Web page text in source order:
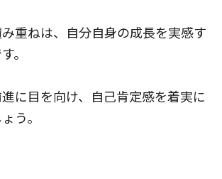
重ねは、自分自身の成長を実感す
。
に目を向け、自己肯定感を着実に
う。